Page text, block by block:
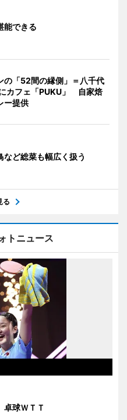
能できる
の「52間の縁側」＝八千代
カフェ「PUKU」 自家焙
ー提供
など総菜も幅広く扱う
る
トニュース
球ＷＴＴ